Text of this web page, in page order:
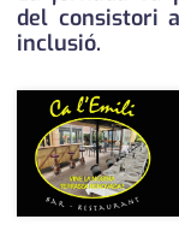
del consistori
inclusió.